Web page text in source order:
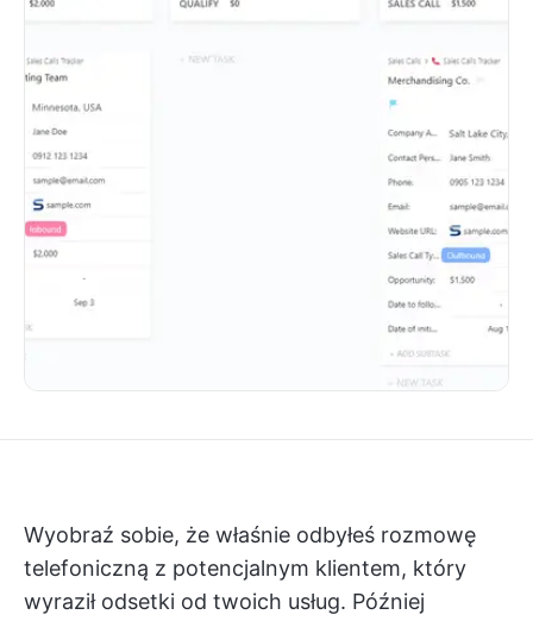
Wyobraź sobie, że właśnie odbyłeś rozmowę
telefoniczną z potencjalnym klientem, który
wyraził odsetki od twoich usług. Później